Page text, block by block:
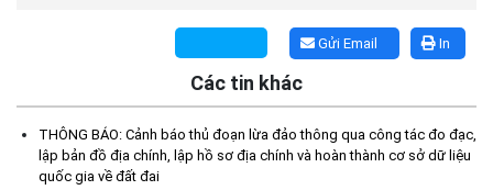
In
Gửi Email
Các tin khác
THÔNG BÁO: Cảnh báo thủ đoạn lừa đảo thông qua công tác đo đạc,
lập bản đồ địa chính, lập hồ sơ địa chính và hoàn thành cơ sở dữ liệu
quốc gia về đất đai
Kế hoạch Tổ chức lấy mẫu hài cốt liệt sĩ đối với các mộ chưa